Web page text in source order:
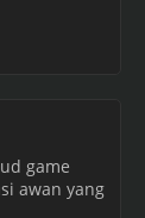
game
awan yang